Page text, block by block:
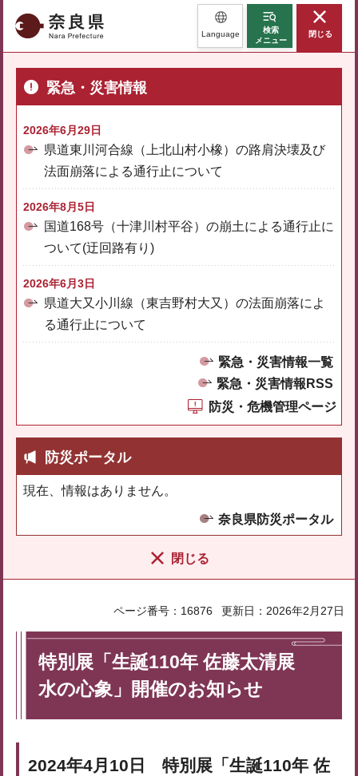
奈良県 Language
検索
メニュー
閉じる
緊急・災害情報
2026年6月29日
県道東川河合線（上北山村小橡）の路肩決壊及び
法面崩落による通行止について
2026年8月5日
国道168号（十津川村平谷）の崩土による通行止に
ついて(迂回路有り)
2026年6月3日
県道大又小川線（東吉野村大又）の法面崩落によ
る通行止について
緊急・災害情報一覧
緊急・災害情報RSS
防災・危機管理ページ
防災ポータル
現在、情報はありません。
奈良県防災ポータル
閉じる
ページ番号：16876 更新日：2026年2月27日
特別展「生誕110年 佐藤太清展
水の心象」開催のお知らせ
2024年4月10日 特別展「生誕110年 佐